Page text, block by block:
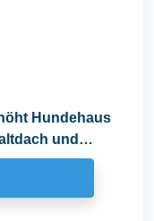
Hundehaus
und